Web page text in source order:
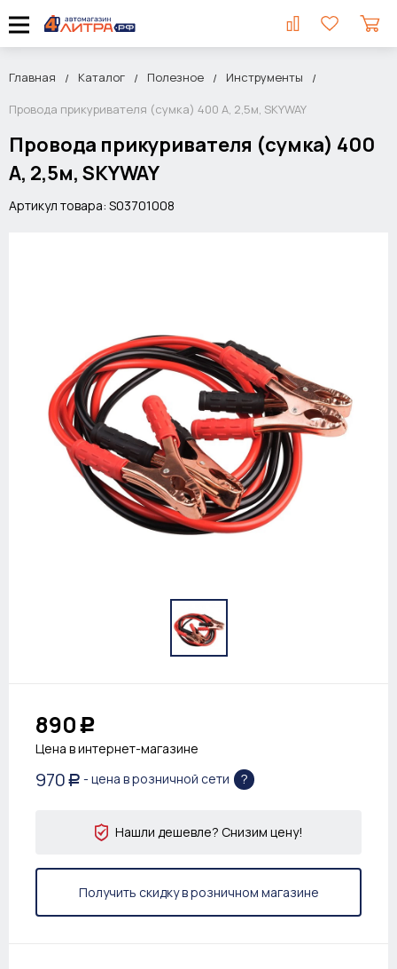
Главная Каталог Полезное
Инструменты
Провода прикуривателя (сумка) 400 A, 2,5м, SKYWAY
Провода прикуривателя (сумка) 400
A, 2,5м, SKYWAY
Артикул товара: S03701008
890 Р
Цена в интернет-магазине
970 Р - цена в розничной сети ?
Нашли дешевле? Снизим цену!
Получить скидку в розничном магазине